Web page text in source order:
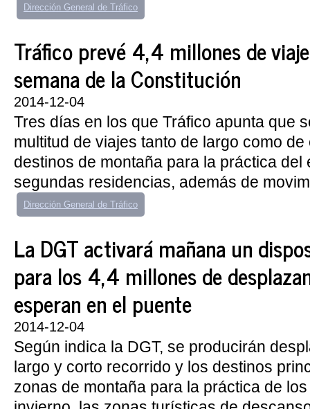
Dirección General de Tráfico
Tráfico prevé 4,4 millones de
semana de la Constitución
2014-12-04
Tres días en los que Tráfico apunta que
multitud de viajes tanto de largo como
destinos de montaña para la práctica del
segundas residencias, además de
Dirección General de Tráfico
La DGT activará mañana un
para los 4,4 millones de
esperan en el puente
2014-12-04
Según indica la DGT, se producirán
largo y corto recorrido y los destinos
zonas de montaña para la práctica de